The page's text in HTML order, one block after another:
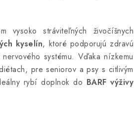
vysoko stráviteľných živočíšnych
kyselín, ktoré podporujú zdravú
systému. Vďaka nízkemu
pre seniorov a psy s citlivým
rybí doplnok do BARF výživy